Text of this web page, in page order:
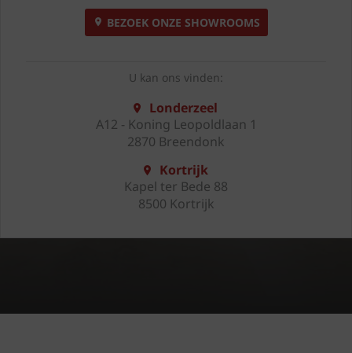
BEZOEK ONZE SHOWROOMS
U kan ons vinden:
Londerzeel
A12 - Koning Leopoldlaan 1
2870 Breendonk
Kortrijk
Kapel ter Bede 88
8500 Kortrijk